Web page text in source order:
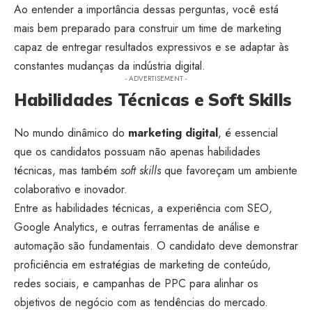
Ao entender a importância dessas perguntas, você está
mais bem preparado para construir um time de marketing
capaz de entregar resultados expressivos e se adaptar às
constantes mudanças da indústria digital.
- ADVERTISEMENT -
Habilidades Técnicas e Soft Skills
No mundo dinâmico do marketing digital, é essencial
que os candidatos possuam não apenas habilidades
técnicas, mas também soft skillsque favoreçam um ambiente
colaborativo e inovador.
Entre as habilidades técnicas, a experiência com SEO,
Google Analytics, e outras ferramentas de análise e
automação são fundamentais. O candidato deve demonstrar
proficiência em estratégias de marketing de conteúdo,
redes sociais, e campanhas de PPC para alinhar os
objetivos de negócio com as tendências do mercado.